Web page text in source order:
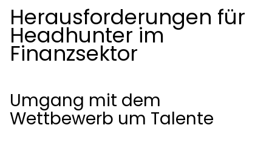
Herausforderungen für
Headhunter im
Finanzsektor
Umgang mit dem
Wettbewerb um Talente